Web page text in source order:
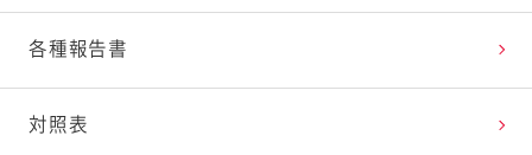
各種報告書
対照表